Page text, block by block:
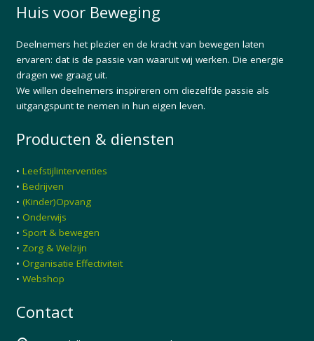
Huis voor Beweging
Deelnemers het plezier en de kracht van bewegen laten
ervaren: dat is de passie van waaruit wij werken. Die energie
dragen we graag uit.
We willen deelnemers inspireren om diezelfde passie als
uitgangspunt te nemen in hun eigen leven.
Producten & diensten
• Leefstijlinterventies
• Bedrijven
• (Kinder)Opvang
• Onderwijs
• Sport & bewegen
• Zorg & Welzijn
• Organisatie Effectiviteit
• Webshop
Contact